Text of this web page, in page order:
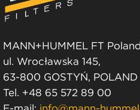
MANN+HUMMEL FT Poland
ul. Wrocławska 145,
63-800 GOSTYŃ, POLAND
Tel. +48 65 572 89 00